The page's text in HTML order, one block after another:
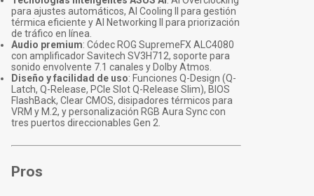
para ajustes automáticos, AI Cooling II para gestión
térmica eficiente y AI Networking II para priorización
de tráfico en línea.
Audio premium: Códec ROG SupremeFX ALC4080
con amplificador Savitech SV3H712, soporte para
sonido envolvente 7.1 canales y Dolby Atmos.
Diseño y facilidad de uso: Funciones Q-Design (Q-
Latch, Q-Release, PCIe Slot Q-Release Slim), BIOS
FlashBack, Clear CMOS, disipadores térmicos para
VRM y M.2, y personalización RGB Aura Sync con
tres puertos direccionables Gen 2.
Pros